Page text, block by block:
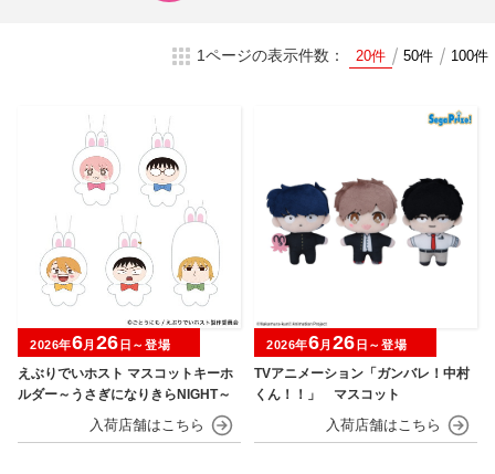
1ページの表示件数： 20件 50件 100件
えぶりでいホスト マスコットキーホ
ルダー～うさぎになりきらNIGHT～
2026年6月 26 日～登場
TVアニメーション「ガンバレ！中村
くん！！」 マスコット
2026年6月 26 日～登場